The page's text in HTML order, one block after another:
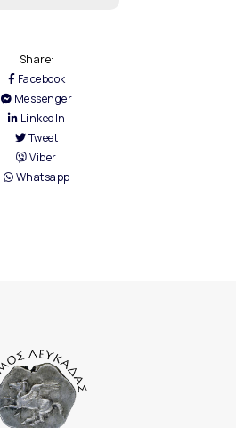
Share:
Facebook
Messenger
LinkedIn
Tweet
Viber
Whatsapp